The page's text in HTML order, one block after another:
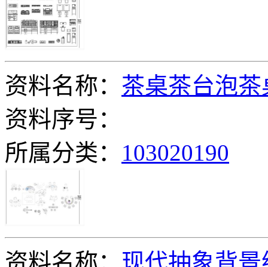
资料名称： 茶桌茶台泡茶
资料序号：
所属分类： 103020190